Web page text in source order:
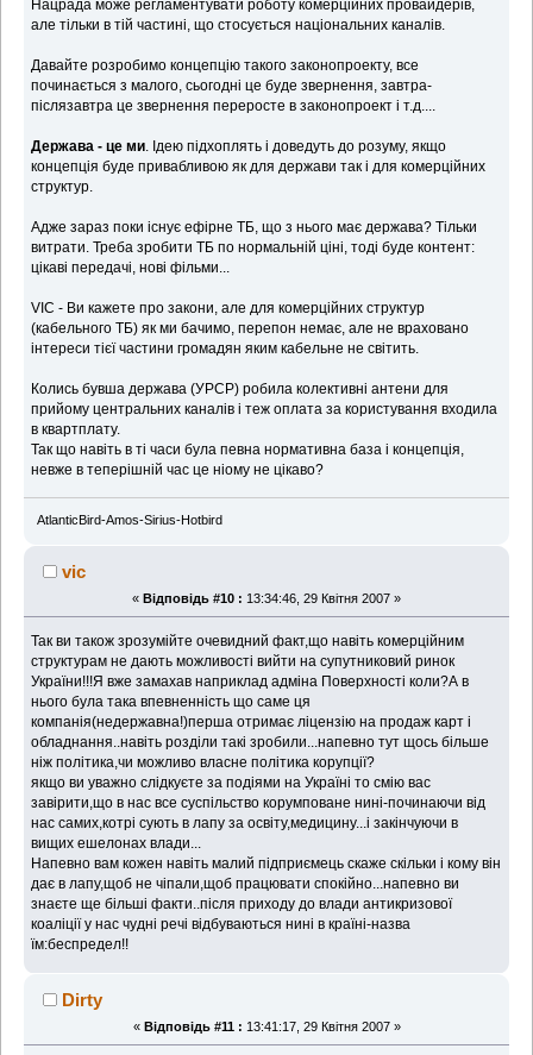
Нацрада може регламентувати роботу комерційних провайдерів,
але тільки в тій частині, що стосується національних каналів.
Давайте розробимо концепцію такого законопроекту, все
починається з малого, сьогодні це буде звернення, завтра-
післязавтра це звернення переросте в законопроект і т.д....
Держава - це ми. Ідею підхоплять і доведуть до розуму, якщо
концепція буде привабливою як для держави так і для комерційних
структур.
Адже зараз поки існує ефірне ТБ, що з нього має держава? Тільки
витрати. Треба зробити ТБ по нормальній ціні, тоді буде контент:
цікаві передачі, нові фільми...
VIC - Ви кажете про закони, але для комерційних структур
(кабельного ТБ) як ми бачимо, перепон немає, але не враховано
інтереси тієї частини громадян яким кабельне не світить.
Колись бувша держава (УРСР) робила колективні антени для
прийому центральних каналів і теж оплата за користування входила
в квартплату.
Так що навіть в ті часи була певна нормативна база і концепція,
невже в теперішній час це ніому не цікаво?
AtlanticBird-Amos-Sirius-Hotbird
vic
« Відповідь #10 : 13:34:46, 29 Квітня 2007 »
Так ви також зрозумійте очевидний факт,що навіть комерційним
структурам не дають можливості вийти на супутниковий ринок
України!!!Я вже замахав наприклад адміна Поверхності коли?А в
нього була така впевненність що саме ця
компанія(недержавна!)перша отримає ліцензію на продаж карт і
обладнання..навіть розділи такі зробили...напевно тут щось більше
ніж політика,чи можливо власне політика корупції?
якщо ви уважно слідкуєте за подіями на Україні то смію вас
завірити,що в нас все суспільство корумповане нині-починаючи від
нас самих,котрі сують в лапу за освіту,медицину...і закінчуючи в
вищих ешелонах влади...
Напевно вам кожен навіть малий підприємець скаже скільки і кому він
дає в лапу,щоб не чіпали,щоб працювати спокійно...напевно ви
знаєте ще більші факти..після приходу до влади антикризової
коаліції у нас чудні речі відбуваються нині в країні-назва
їм:беспредел!!
Dirty
« Відповідь #11 : 13:41:17, 29 Квітня 2007 »